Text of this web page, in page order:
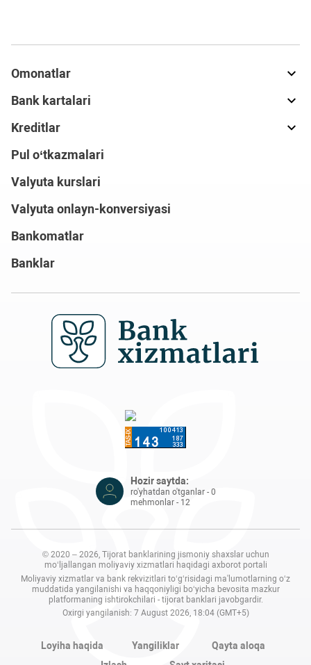
Omonatlar
Bank kartalari
Kreditlar
Pul o‘tkazmalari
Valyuta kurslari
Valyuta onlayn-konversiyasi
Bankomatlar
Banklar
Hozir saytda:
ro'yhatdan o'tganlar - 0
mehmonlar - 12
© 2020 – 2026, Tijorat banklarining jismoniy shaxslar uchun
mo‘ljallangan moliyaviy xizmatlari haqidagi axborot portali
Moliyaviy xizmatlar va bank rekvizitlari to‘g‘risidagi ma'lumotlarning o‘z
muddatida yangilanishi va haqqoniyligi bo‘yicha bevosita mazkur
platformaning ishtirokchilari - tijorat banklari javobgardir.
Oxirgi yangilanish: 7 August 2026, 18:04 (GMT+5)
Loyiha haqida Yangiliklar
Qayta aloqa